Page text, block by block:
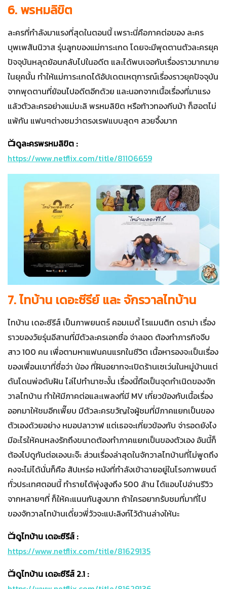
6. พรหมลิขิต
ละครที่กำลังมาแรงที่สุดในตอนนี้ เพราะนี่คือภาคต่อของ ละคร
บุพเพสันนิวาส รุ่นลูกของแม่การะเกด โดยจะมีพุดตานตัวละครยุค
ปัจจุบันหลุดย้อนกลับไปในอดีต และได้พบเจอกับเรื่องราวมากมาย
ในยุคนั้น ทำให้แม่การะเกดได้อัปเดตเหตุการณ์เรื่องราวยุคปัจจุบัน
จากพุดตานที่ย้อนไปอดีตอีกด้วย และนอกจากเนื้อเรื่องที่มาแรง
แล้วตัวละครอย่างแม่มะลิ พรหมลิขิต หรือท้าวทองกีบม้า ก็ฮอตไม่
แพ้กัน แฟนๆต่างชมว่าตรงเรฟแบบสุดๆ สวยจึ้งมาก
📺ดูละครพรหมลิขิต :
https://www.netflix.com/title/81106659
7. ไทบ้าน เดอะซีรีย์ และ จักรวาลไทบ้าน
ไทบ้าน เดอะซีรีส์ เป็นภาพยนตร์ คอมเมดี้ โรแมนติก ดราม่า เรื่อง
ราวของวัยรุ่นอีสานที่มีตัวละครเอกชื่อ จ่าลอด ต้องทำภารกิจจีบ
สาว 100 คน เพื่อตามหาแฟนคนแรกในชีวิต เนื้อหารองจะเป็นเรื่อง
ของเพื่อนเขาที่ชื่อว่า ป่อง ที่ฝันอยากจะเปิดร้านเซเว่นในหมู่บ้านแต่
ดันโดนพ่อดับฝัน ไล่ไปทำนาซะงั้น เรื่องนี้ถือเป็นจุดกำเนิดของจัก
วาลไทบ้าน ทำให้มีภาคต่อและเพลงที่มี MV เกี่ยวข้องกับเนื้อเรื่อง
ออกมาให้ชมอีกเพี๊ยบ มีตัวละครขวัญใจผู้ชมที่มีภาคแยกเป็นของ
ตัวเองด้วยอย่าง หมอปลาวาฬ แต่เธอจะเกี่ยวข้องกับ จ่ารอดยังไง
มีอะไรให้คนหลงรักถึงขนาดต้องทำภาคแยกเป็นของตัวเอง อันนี้ก็
ต้องไปดูกันต่อเองนะจ๊ะ ส่วนเรื่องล่าสุดในจักวาลไทบ้านที่ไม่พูดถึง
คงจะไม่ได้นั่นก็คือ สัปเหร่อ หนังที่กำลังเข้าฉายอยู่ในโรงภาพยนต์
ทั่วประเทศตอนนี้ ทำรายได้พุ่งสูงถึง 500 ล้าน ได้แอบไปอ่านรีวิว
จากหลายๆที่ ก็ให้คะแนนกันสูงมาก ถ้าใครอยากรับชมที่มาที่ไป
ของจักวาลไทบ้านเดี๋ยวพี่วัวจะแปะลิงก์ไว้ด้านล่างให้นะ
📺ดูไทบ้าน เดอะซีรีส์ :
https://www.netflix.com/title/81629135
📺ดูไทบ้าน เดอะซีรีส์ 2.1 :